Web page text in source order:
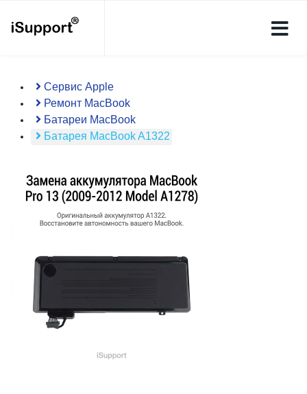
Сервис Apple
Ремонт MacBook
Батареи MacBook
Батарея MacBook A1322